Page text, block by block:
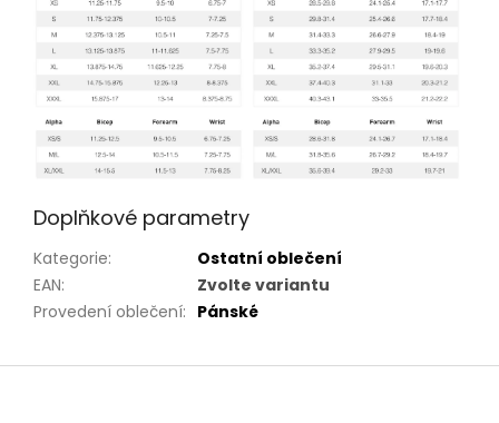
Doplňkové parametry
Kategorie:
Ostatní oblečení
EAN:
Zvolte variantu
Provedení oblečení: Pánské
Z